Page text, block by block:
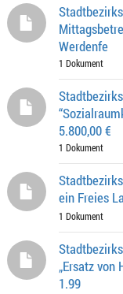
Werdenfe
1 Dokument
5.800,00 €
1 Dokument
ein Freies
1 Dokument
„Ersatz von
1.99